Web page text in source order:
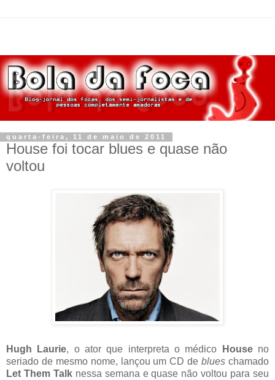
quarta-feira, 11 de maio de 2011
House foi tocar blues e quase não
voltou
Hugh Laurie, o ator que interpreta o médico Houseno
seriado de mesmo nome, lançou um CD deblues chamado
Let Them Talknessa semana e quase não voltou para seu